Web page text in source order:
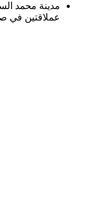
مدينة محمد
عملاقتين في